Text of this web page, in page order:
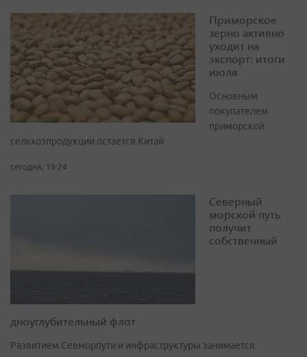
Приморское
зерно активно
уходит на
экспорт: итоги
июля
Основным
покупателем
приморской
сельхозпродукции остается Китай
сегодня, 19:24
Северный
морской путь
получит
собственный
дноуглубительный флот
Развитием Севморпути и инфраструктуры занимается